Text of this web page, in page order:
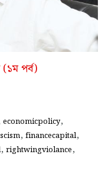
(১ম পর্ব)
economicpolicy,
, financecapital,
, rightwingviolance,